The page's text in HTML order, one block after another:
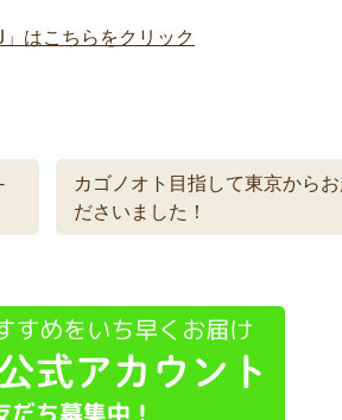
はこちらをクリック
カゴノオト目指して東京からお
ださいました！